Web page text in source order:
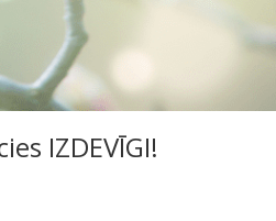
IZDEVĪGI!